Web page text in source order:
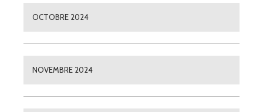
OCTOBRE 2024
NOVEMBRE 2024